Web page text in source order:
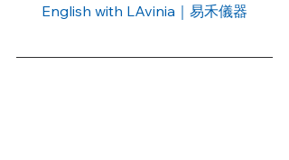
English with LAvinia｜易禾儀器